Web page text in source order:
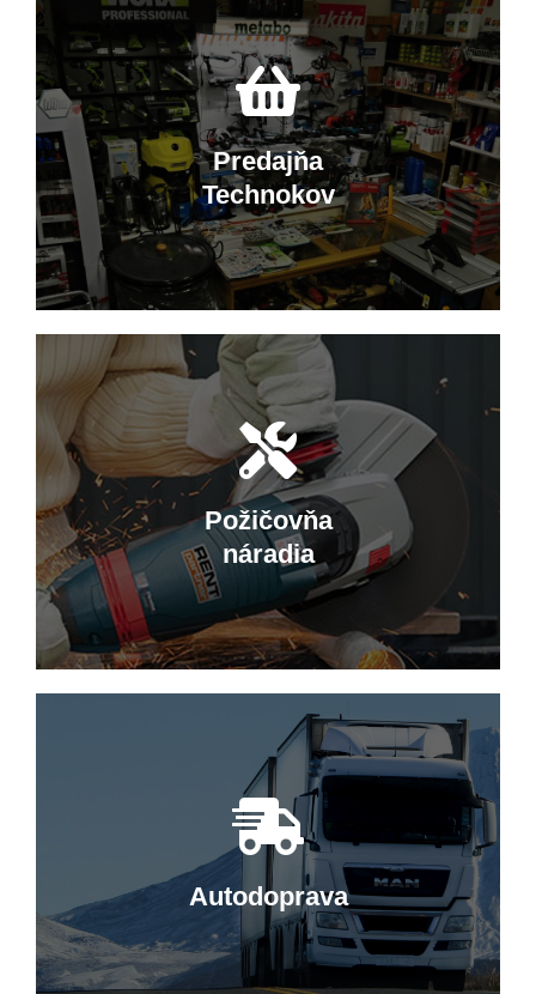
Predajňa
Technokov
Nakupujte v Technokove
Predajňa v Hriňovej ponúka široký
sortiment ložísk, náradia, farieb a
pracovných odevov.Požičovňa
náradia
Elektrické náradie
Ponúkame kvalitné elektrické a ručné
náradie značiek Makita, Metabo či
Worx.
Autodoprava